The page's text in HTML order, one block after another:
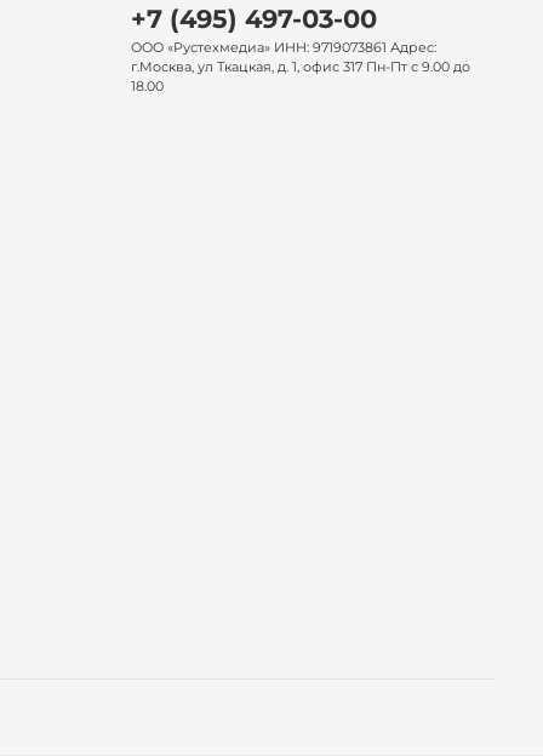
+7 (495) 497-03-00
ООО «Рустехмедиа» ИНН: 9719073861 Адрес:
г.Москва, ул Ткацкая, д. 1, офис 317 Пн-Пт с 9.00 до
18.00